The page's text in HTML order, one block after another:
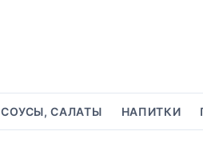
СОУСЫ, САЛАТЫ НАПИТКИ